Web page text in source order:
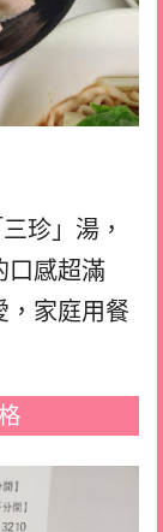
珍」湯，
口感超滿
，家庭用餐